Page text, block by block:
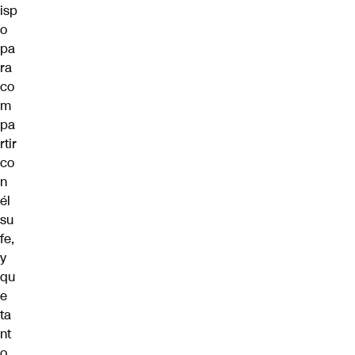
isp
o
pa
ra
co
m
pa
rtir
co
n
él
su
fe,
y
qu
e
ta
nt